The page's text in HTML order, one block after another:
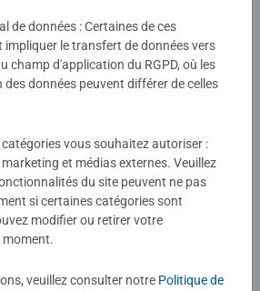
n'a encore été
une évaluation
de données : Certaines de ces
impliquer le transfert de données vers
champ d'application du RGPD, où les
données peuvent différer de celles
vous souhaitez autoriser :
et médias externes. Veuillez
du site peuvent ne pas
si certaines catégories sont
modifier ou retirer votre
veuillez consulter notre Politique de